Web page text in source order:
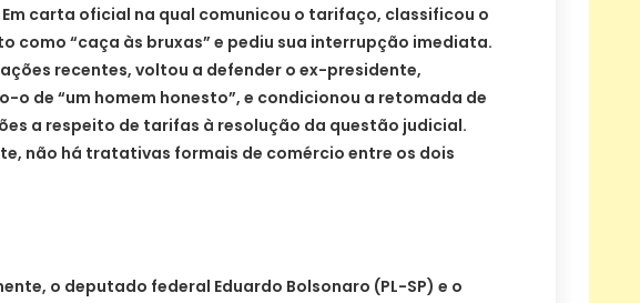
Em carta oficial na qual comunicou o tarifaço, classificou o
como “caça às bruxas” e pediu sua interrupção imediata.
recentes, voltou a defender o ex-presidente,
o de “um homem honesto”, e condicionou a retomada de
a respeito de tarifas à resolução da questão judicial.
não há tratativas formais de comércio entre os dois
o deputado federal Eduardo Bolsonaro (PL-SP) e o